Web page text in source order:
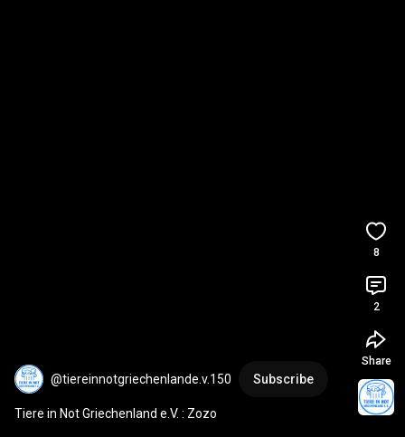
@tiereinnotgriechenlande.v.150 Subscribe
Tiere in Not Griechenland e.V. : Zozo
8
2
Share